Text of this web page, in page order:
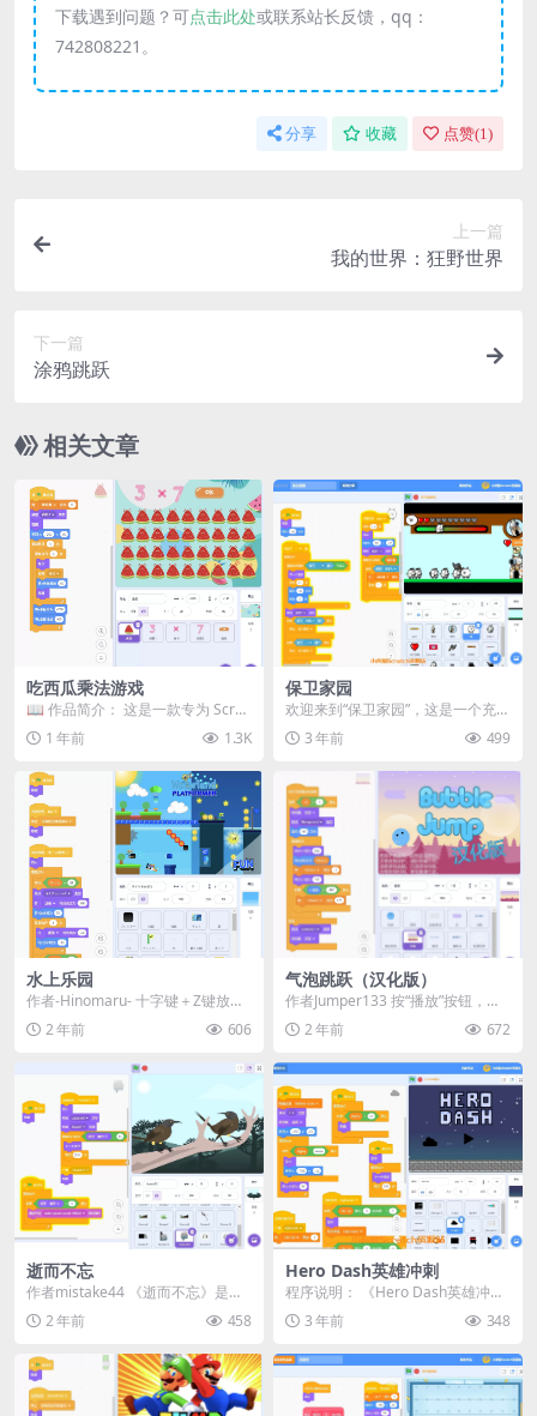
下载遇到问题？可点击此处或联系站长反馈，qq：
742808221。
分享 收藏 点赞(1 )
上一篇
我的世界：狂野世界
下一篇
涂鸦跳跃
相关文章
吃西瓜乘法游戏
📖 作品简介：​ 这是一款专为 Scrat
ch 初学者设计的教学作品，通过吃
西瓜...1 年前 1.3K
保卫家园
欢迎来到“保卫家园”，这是一个充满
刺激与乐趣的Scratch程序游戏。在
这个游戏...
3 年前 499
水上乐园
作者-Hinomaru- 十字键＋Z键放水
（如果有泵道具） ＋空格键使用降
落伞（...
2 年前 606
气泡跳跃（汉化版）
作者Jumper133 按“播放”按钮，然
后单击或轻触气泡开始播放。每个
气泡计一...
2 年前 672
逝而不忘
作者mistake44 《逝而不忘》是一
部以已灭绝鸟类为主题的动画。我
希望你在观...
2 年前 458
Hero Dash英雄冲刺
程序说明： 《Hero Dash英雄冲
刺》是一款基于Scratch平台开发的
2D...3 年前 348